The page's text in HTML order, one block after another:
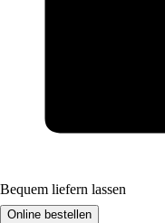
Bequem liefern lassen
Online bestellen